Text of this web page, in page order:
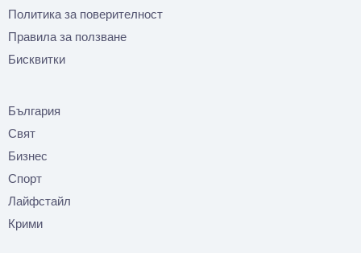
Политика за поверителност
Правила за ползване
Бисквитки
България
Свят
Бизнес
Спорт
Лайфстайл
Крими